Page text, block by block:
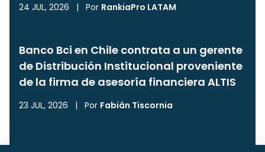
24 JUL, 2026 | Por RankiaPro LATAM
Banco Bci en Chile contrata a un gerente
de Distribución Institucional proveniente
de la firma de asesoría financiera ALTIS
23 JUL, 2026 | Por Fabián Tiscornia